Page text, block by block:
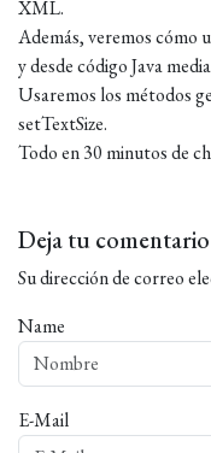
XML.
Además, veremos cómo
y desde código Java
Usaremos los métodos
setTextSize.
Todo en 30 minutos de
Deja tu comentario
Su dirección de correo
Name
E-Mail